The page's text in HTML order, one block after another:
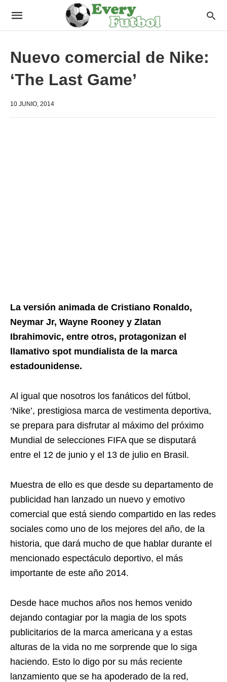
Nuevo comercial de Nike:
‘The Last Game’
10 JUNIO, 2014
La versión animada de Cristiano Ronaldo,
Neymar Jr, Wayne Rooney y Zlatan
Ibrahimovic, entre otros, protagonizan el
llamativo spot mundialista de la marca
estadounidense.
Al igual que nosotros los fanáticos del fútbol,
‘Nike’, prestigiosa marca de vestimenta deportiva,
se prepara para disfrutar al máximo del próximo
Mundial de selecciones FIFA que se disputará
entre el 12 de junio y el 13 de julio en Brasil.
Muestra de ello es que desde su departamento de
publicidad han lanzado un nuevo y emotivo
comercial que está siendo compartido en las redes
sociales como uno de los mejores del año, de la
historia, que dará mucho de que hablar durante el
mencionado espectáculo deportivo, el más
importante de este año 2014.
Desde hace muchos años nos hemos venido
dejando contagiar por la magia de los spots
publicitarios de la marca americana y a estas
alturas de la vida no me sorprende que lo siga
haciendo. Esto lo digo por su más reciente
lanzamiento que se ha apoderado de la red,